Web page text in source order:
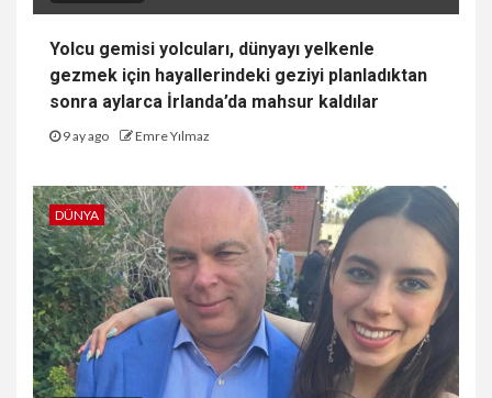
Yolcu gemisi yolcuları, dünyayı yelkenle
gezmek için hayallerindeki geziyi planladıktan
sonra aylarca İrlanda’da mahsur kaldılar
9 ay ago Emre Yılmaz
DÜNYA